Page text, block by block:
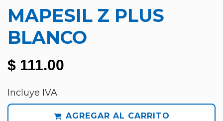
MAPESIL Z PLUS
BLANCO
$ 111.00
Incluye IVA
AGREGAR AL CARRITO